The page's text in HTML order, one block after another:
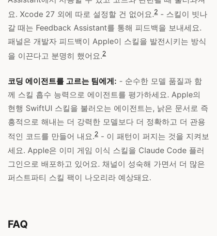
요. Xcode 27 외에 따로 설정할 건 없어요.2 - 스킬이 빗나
갈 때는 Feedback Assistant를 통해 피드백을 보내세요.
패널은 개발자 피드백이 Apple이 스킬을 발전시키는 방식
을 이끈다고 분명히 했어요.2
코딩 에이전트를 고르는 팀에게: - 순수한 모델 품질과 함
께 스킬 흡수 능력으로 에이전트를 평가하세요. Apple의
현행 SwiftUI 스킬을 불러오는 에이전트는, 낡은 문서로 즉
흥적으로 해내는 더 강력한 모델보다 더 정확하고 더 관용
적인 코드를 만들어 내요.2 - 이 패턴이 퍼지는 것을 지켜보
세요. Apple은 이미 게임 이식 스킬을 Claude Code 플러
그인으로 배포하고 있어요. 채널이 성숙해 가면서 더 많은
퍼스트파티 스킬 팩이 나오리라 예상돼요.
FAQ